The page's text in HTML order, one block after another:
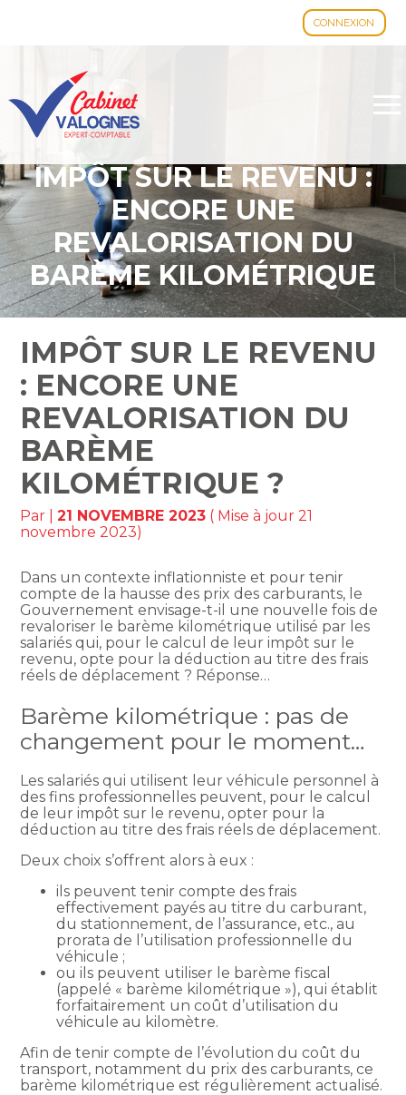
CONNEXION
Aller
contenu
IMPÔT SUR LE REVENU :
ENCORE UNE
REVALORISATION DU
BARÈME KILOMÉTRIQUE
?
IMPÔT SUR LE REVENU
: ENCORE UNE
REVALORISATION DU
BARÈME
KILOMÉTRIQUE ?
Par |21 NOVEMBRE 2023 ( Mise à jour 21
novembre 2023)
Dans un contexte inflationniste et pour tenir
compte de la hausse des prix des carburants, le
Gouvernement envisage-t-il une nouvelle fois de
revaloriser le barème kilométrique utilisé par les
salariés qui, pour le calcul de leur impôt sur le
revenu, opte pour la déduction au titre des frais
réels de déplacement ? Réponse…
Barème kilométrique : pas de
changement pour le moment…
Les salariés qui utilisent leur véhicule personnel à
des fins professionnelles peuvent, pour le calcul
de leur impôt sur le revenu, opter pour la
déduction au titre des frais réels de déplacement.
Deux choix s’offrent alors à eux :
ils peuvent tenir compte des frais
effectivement payés au titre du carburant,
du stationnement, de l’assurance, etc., au
prorata de l’utilisation professionnelle du
véhicule ;
ou ils peuvent utiliser le barème fiscal
(appelé « barème kilométrique »), qui établit
forfaitairement un coût d’utilisation du
véhicule au kilomètre.
Afin de tenir compte de l’évolution du coût du
transport, notamment du prix des carburants, ce
barème kilométrique est régulièrement actualisé.